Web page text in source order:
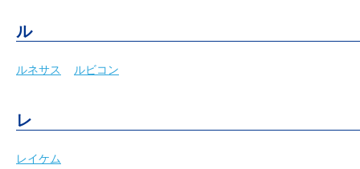
ル
ルネサス ルビコン
レ
レイケム